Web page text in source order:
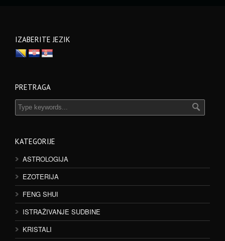
IZABERITE JEZIK
PRETRAGA
KATEGORIJE
ASTROLOGIJA
EZOTERIJA
FENG SHUI
ISTRAŽIVANJE SUDBINE
KRISTALI